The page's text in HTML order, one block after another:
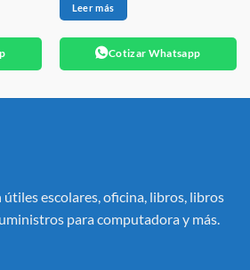
Leer más
Cotizar Whatsapp
útiles escolares, oficina, libros, libros
para computadora y más.